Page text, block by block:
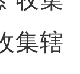
集辖